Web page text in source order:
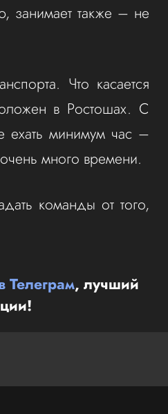
занимает также – не
Что касается
в Ростошах. С
ехать минимум час –
много времени.
команды от того,
Телеграм, лучший